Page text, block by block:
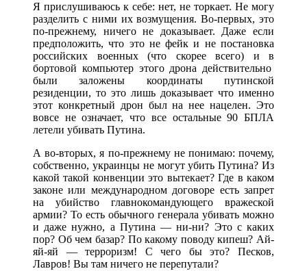
Я прислушиваюсь к себе: нет, не торкает. Не могу
разделить с ними их возмущения. Во-первых, это
по-прежнему, ничего не доказывает. Даже если
предположить, что это не фейк и не постановка
российских военных (что скорее всего) и в
бортовой компьютер этого дрона действительно
были заложены координаты путинской
резиденции, то это лишь доказывает что именно
этот конкретный дрон был на нее нацелен. Это
вовсе не означает, что все остальные 90 БПЛА
летели убивать Путина.
А во-вторых, я по-прежнему не понимаю: почему,
собственно, украинцы не могут убить Путина? Из
какой такой конвенции это вытекает? Где в каком
законе или международном договоре есть запрет
на убийство главнокомандующего вражеской
армии? То есть обычного генерала убивать можно
и даже нужно, а Путина — ни-ни? Это с каких
пор? Об чем базар? По какому поводу кипеш? Ай-
яй-яй — терроризм! С чего бы это? Песков,
Лавров! Вы там ничего не перепутали?